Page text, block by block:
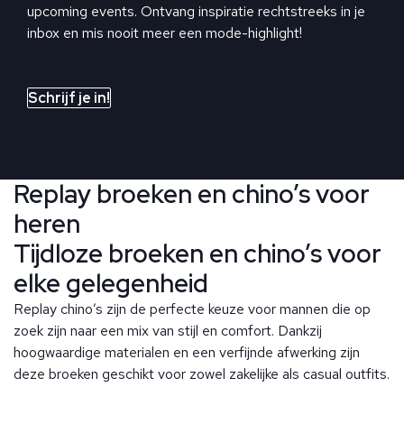
upcoming events. Ontvang inspiratie rechtstreeks in je
inbox en mis nooit meer een mode-highlight!
Schrijf je in!
Replay broeken en chino’s voor
heren
Tijdloze broeken en chino’s voor
elke gelegenheid
Replay chino’s zijn de perfecte keuze voor mannen die op
zoek zijn naar een mix van stijl en comfort. Dankzij
hoogwaardige materialen en een verfijnde afwerking zijn
deze broeken geschikt voor zowel zakelijke als casual outfits.